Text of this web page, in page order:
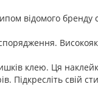
відомого бренду
клею. Ця
Підкресліть свій